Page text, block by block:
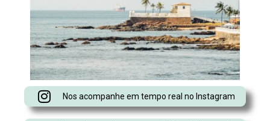
Nos acompanhe em tempo real no Instagram